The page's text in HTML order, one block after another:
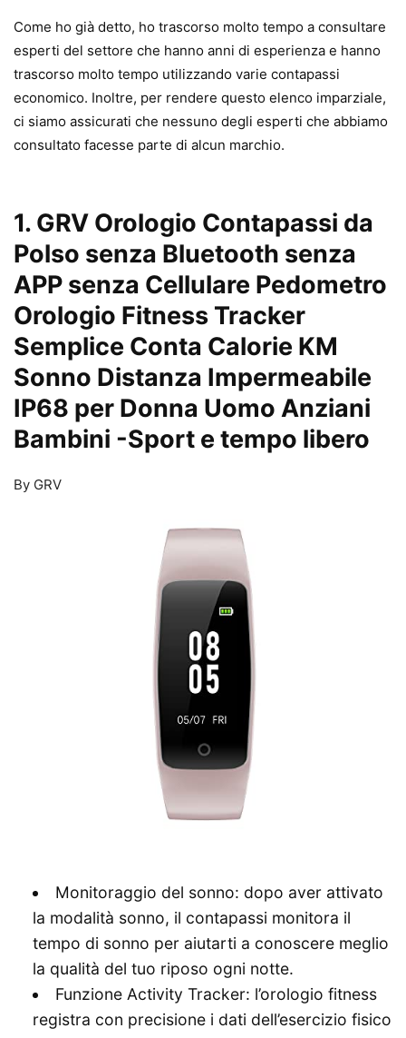
Come ho già detto, ho trascorso molto tempo a consultare
esperti del settore che hanno anni di esperienza e hanno
trascorso molto tempo utilizzando varie contapassi
economico. Inoltre, per rendere questo elenco imparziale,
ci siamo assicurati che nessuno degli esperti che abbiamo
consultato facesse parte di alcun marchio.
1. GRV Orologio Contapassi da
Polso senza Bluetooth senza
APP senza Cellulare Pedometro
Orologio Fitness Tracker
Semplice Conta Calorie KM
Sonno Distanza Impermeabile
IP68 per Donna Uomo Anziani
Bambini -Sport e tempo libero
By GRV
Monitoraggio del sonno: dopo aver attivato
la modalità sonno, il contapassi monitora il
tempo di sonno per aiutarti a conoscere meglio
la qualità del tuo riposo ogni notte.
Funzione Activity Tracker: l’orologio fitness
registra con precisione i dati dell’esercizio fisico